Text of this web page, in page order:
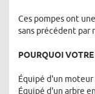
Ces pompes ont une
sans précédent par
POURQUOI VOTRE
Équipé d'un moteur
Équipé d'un arbre